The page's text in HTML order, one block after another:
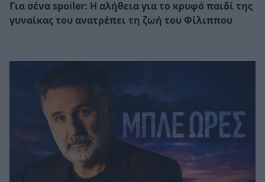
Για σένα spoiler: Η αλήθεια για το κρυφό παιδί της
γυναίκας του ανατρέπει τη ζωή του Φίλιππου